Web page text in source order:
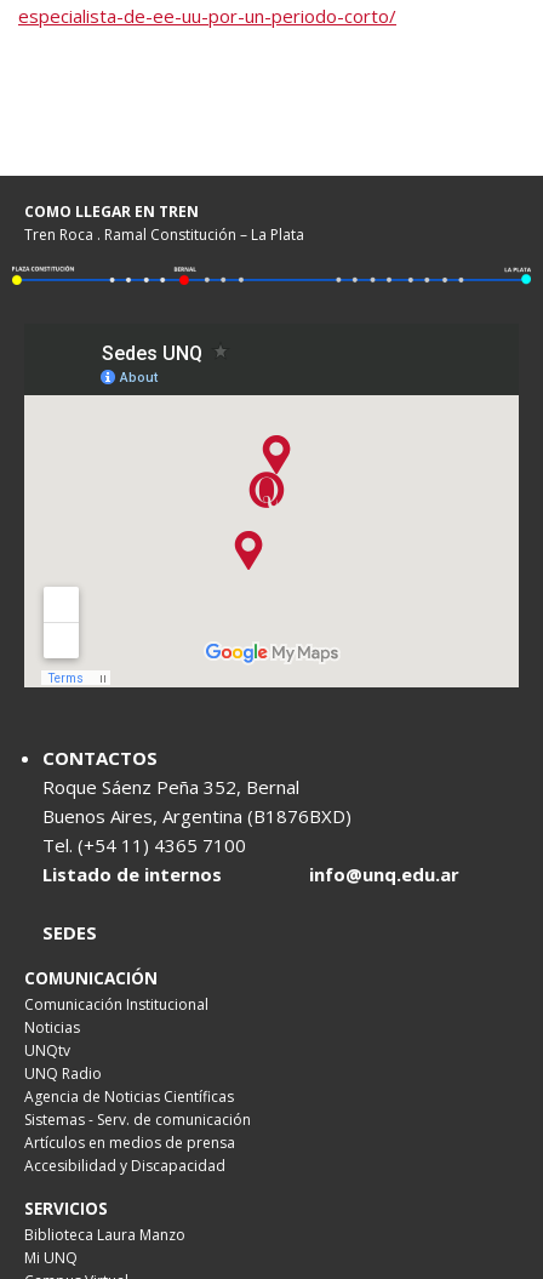
especialista-de-ee-uu-por-un-periodo-corto/
COMO LLEGAR EN TREN
Tren Roca . Ramal Constitución – La Plata
CONTACTOS
Roque Sáenz Peña 352, Bernal
Buenos Aires, Argentina (B1876BXD)
Tel. (+54 11) 4365 7100
Listado de internos
info@unq.edu.ar
SEDES
COMUNICACIÓN
Comunicación Institucional
Noticias
UNQtv
UNQ Radio
Agencia de Noticias Científicas
Sistemas - Serv. de comunicación
Artículos en medios de prensa
Accesibilidad y Discapacidad
SERVICIOS
Biblioteca Laura Manzo
Mi UNQ